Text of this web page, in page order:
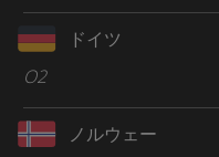
ドイツ
O2
ノルウェー